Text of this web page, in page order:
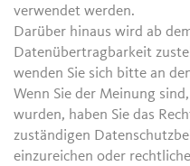
verwendet werden.
Darüber hinaus wird ab
Datenübertragbarkeit
wenden Sie sich bitte an
Wenn Sie der Meinung
wurden, haben Sie das
zuständigen
einzureichen oder